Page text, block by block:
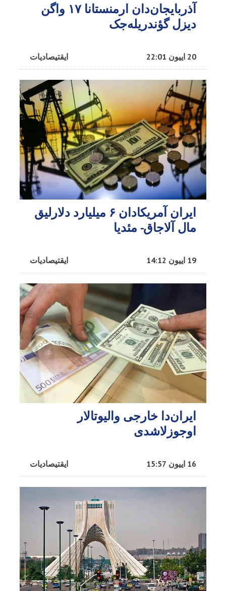
آذربایجان‌دان ارمنستانا ۱۷ واگن
دیزل گؤندریله‌جک
ایقتیصادیات 20 اییون 22:01
ایران آمریکادان ۶ میلیارد دلارلیق
مال آلاجاق- مئدیا
ایقتیصادیات 19 اییون 14:12
ایران‌دا خارجی والیوتالار
اوجوزلاشدی
ایقتیصادیات 16 اییون 15:57